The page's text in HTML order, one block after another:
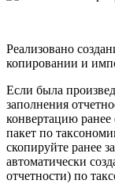
Реализовано
копировании и
Если была
заполнения
конвертацию ранее
пакет по
скопируйте ранее
автоматически
отчетности) по